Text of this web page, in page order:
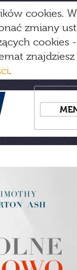
cookies.
zmiany
cookies
.